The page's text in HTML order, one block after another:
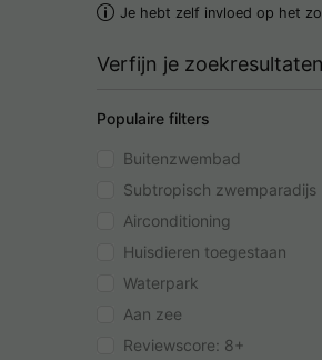
Je hebt zelf invloed op het
Verfijn je zoekresultaten
Populaire filters
Buitenzwembad
Subtropisch zwemparadijs
Airconditioning
Huisdieren toegestaan
Waterpark
Aan zee
Reviewscore: 8+